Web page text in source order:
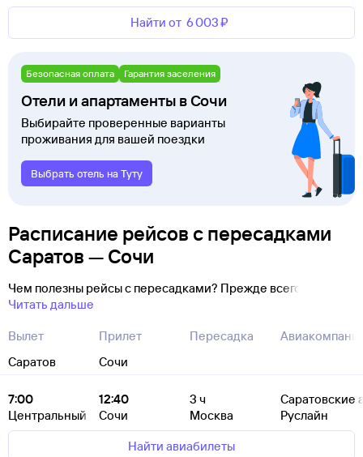
Найти от 6 ⁠003 ⁠₽
Безопасная оплата Гарантия заселения
Отели и апартаменты в Сочи
Выбирайте проверенные варианты
проживания для вашей поездки
Выбрать отель на Туту
Расписание рейсов с пересадками
Саратов — Сочи
Чем полезны рейсы с пересадками? Прежде всего
Читать дальше
Вылет
Саратов
Прилет
Сочи
Пересадка
7:00
Центральный
12:40
Сочи
3 ч
Москва
Саратовские
Руслайн
Найти авиабилеты